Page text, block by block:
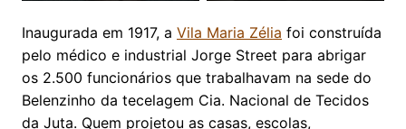
Inaugurada em 1917, a Vila Maria Zélia foi construída
pelo médico e industrial Jorge Street para abrigar
os 2.500 funcionários que trabalhavam na sede do
Belenzinho da tecelagem Cia. Nacional de Tecidos
da Juta. Quem projetou as casas, escolas,